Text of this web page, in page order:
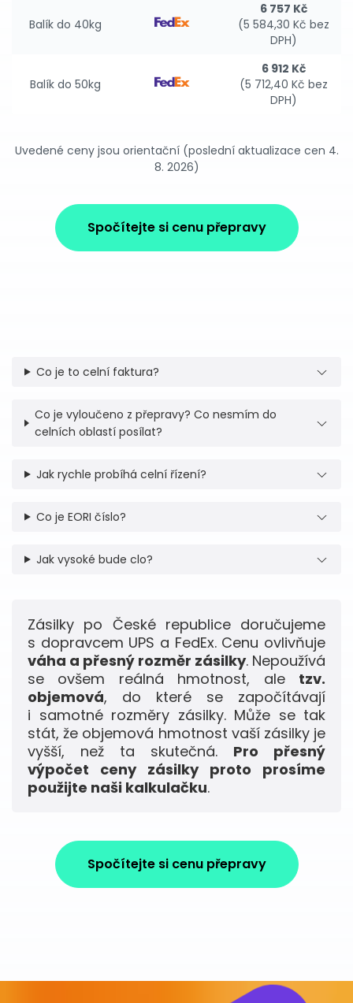
Balík do 40kg
6 757 Kč
(5 584,30 Kč bez
DPH)
Balík do 50kg
6 912 Kč
(5 712,40 Kč bez
DPH)
Uvedené ceny jsou orientační (poslední aktualizace cen 4.
8. 2026)
Spočítejte si cenu přepravy
Co je to celní faktura?
Co je vyloučeno z přepravy? Co nesmím do
celních oblastí posílat?
Jak rychle probíhá celní řízení?
Co je EORI číslo?
Jak vysoké bude clo?
Zásilky po České republice doručujeme
s dopravcem UPS a FedEx. Cenu ovlivňuje
váha a přesný rozměr zásilky. Nepoužívá
se ovšem reálná hmotnost, ale tzv.
objemová, do které se započítávají
i samotné rozměry zásilky. Může se tak
stát, že objemová hmotnost vaší zásilky je
vyšší, než ta skutečná. Pro přesný
výpočet ceny zásilky proto prosíme
použijte naši kalkulačku.
Spočítejte si cenu přepravy